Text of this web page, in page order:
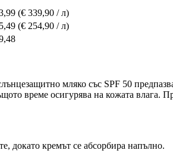
(€ 339,90 / л)
(€ 254,90 / л)
мляко със SPF 50
време осигурява на кожата влага.
докато кремът се абсорбира напълно.